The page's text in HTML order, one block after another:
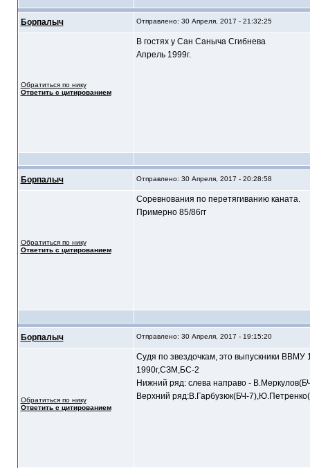
Борпалыч Отправлено: 30 Апреля, 2017 - 21:32:25
Обратиться по нику
Ответить с цитированием
В гостях у Сан Саныча Сгибнева
Апрель 1999г.
Борпалыч Отправлено: 30 Апреля, 2017 - 20:28:58
Обратиться по нику
Ответить с цитированием
Соревнования по перетягиванию каната.
Примерно 85/86гг
Борпалыч Отправлено: 30 Апреля, 2017 - 19:15:20
Обратиться по нику
Ответить с цитированием
Судя по звездочкам, это выпускники ВВМУ
1990г,СЗМ,БС-2
Нижний ряд: слева направо -
Верхний ряд:В.Гарбузюк(БЧ-